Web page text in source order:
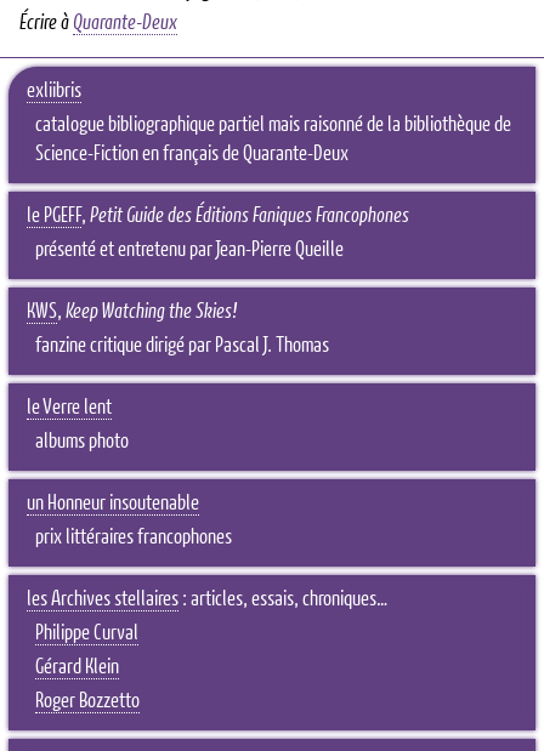
Écrire à Quarante-Deux
exliibris
catalogue bibliographique partiel mais raisonné de la bibliothèque de
Science-Fiction en français de Quarante-Deux
le PGEFF, Petit Guide des Éditions Faniques Francophones
présenté et entretenu par Jean-Pierre Queille
KWS, Keep Watching the Skies!
fanzine critique dirigé par Pascal J. Thomas
le Verre lent
albums photo
un Honneur insoutenable
prix littéraires francophones
les Archives stellaires : articles, essais, chroniques…
Philippe Curval
Gérard Klein
Roger Bozzetto